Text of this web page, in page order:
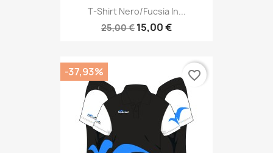
T-Shirt Nero/fucsia In...
25,00 € 15,00 €
-37,93% favorite_border